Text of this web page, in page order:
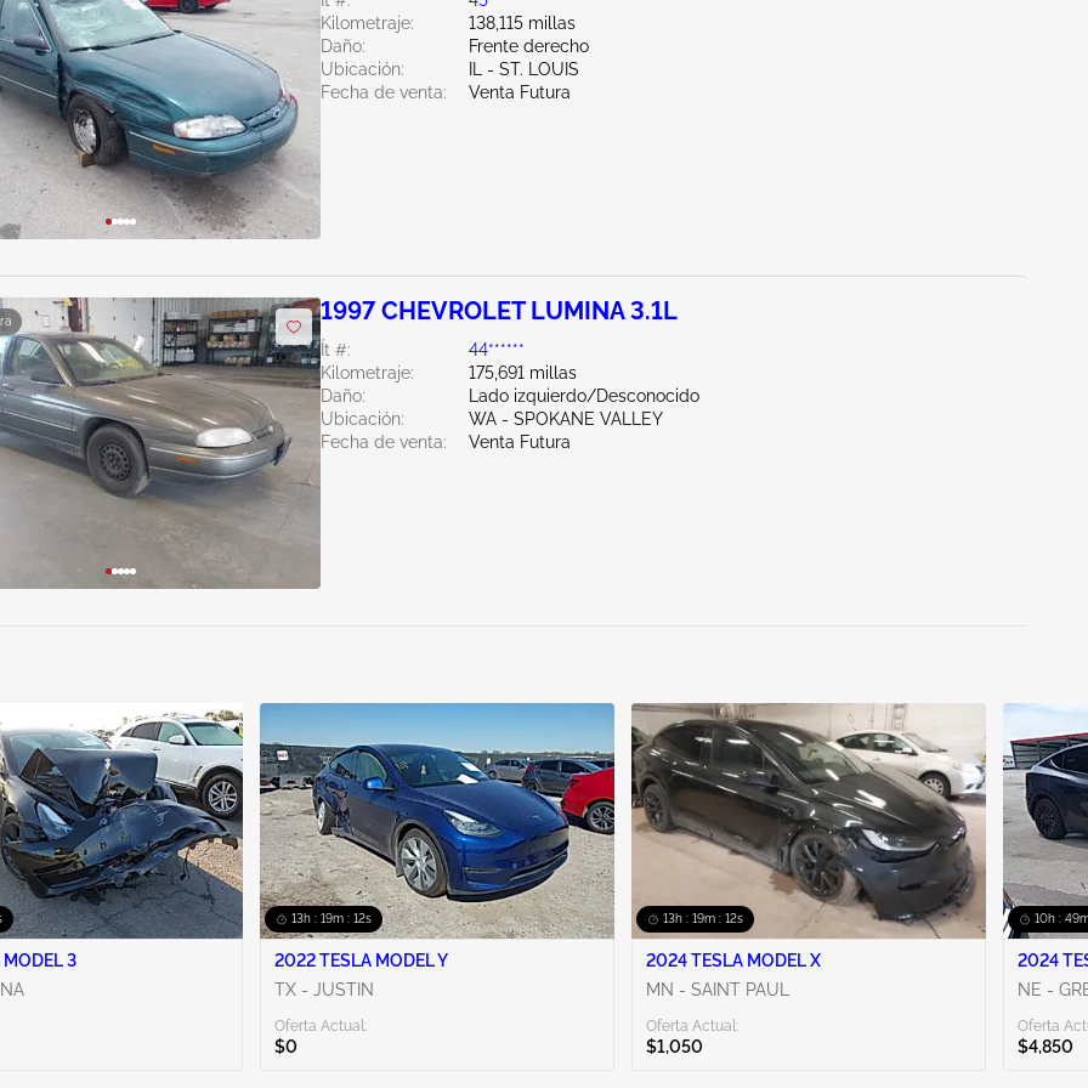
Kilometraje:
138,115 millas
Daño:
Frente derecho
Ubicación:
IL - ST. LOUIS
Fecha de venta:
Venta Futura
1997 CHEVROLET LUMINA 3.1L
Ít #:
44******
Kilometraje:
175,691 millas
Daño:
Lado izquierdo/Desconocido
Ubicación:
WA - SPOKANE VALLEY
Fecha de venta:
Venta Futura
3
13h : 19m : 10s
2022 TESLA MODEL Y
TX - JUSTIN
Oferta Actual:
$0
13h : 19m : 10s
2024 TESLA MODEL X
MN - SAINT PAUL
Oferta Actual:
$1,050
10h :
2024
NE -
Oferta
$4,850